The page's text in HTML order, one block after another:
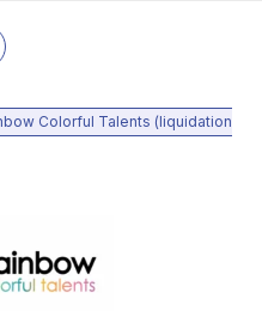
Colorful Talents (liquidation